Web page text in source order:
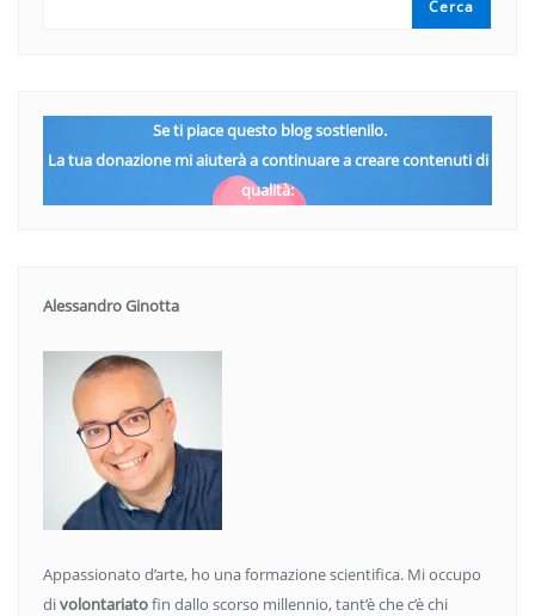
Cerca
Se ti piace questo blog sostienilo.
La tua donazione mi aiuterà a continuare a creare contenuti di
qualità:
Alessandro Ginotta
Appassionato d’arte, ho una formazione scientifica. Mi occupo
divolontariatofin dallo scorso millennio, tant’è che c’è chi